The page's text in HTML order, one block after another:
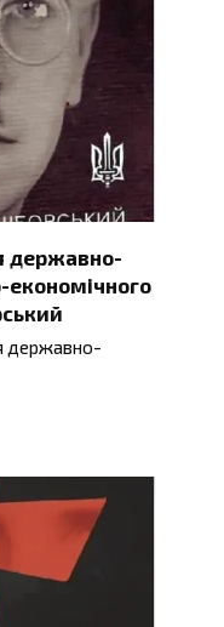
державно-
економічного
державно-